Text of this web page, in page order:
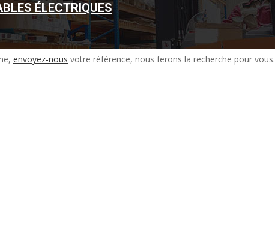
envoyez-nous votre référence, nous ferons la recherche pour vous.
ÉLECTRIQUES